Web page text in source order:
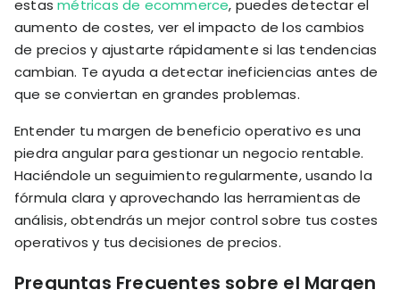
estasmétricas de ecommerce, puedes detectar el
aumento de costes, ver el impacto de los cambios
de precios y ajustarte rápidamente si las tendencias
cambian. Te ayuda a detectar ineficiencias antes de
que se conviertan en grandes problemas.
Entender tu margen de beneficio operativo es una
piedra angular para gestionar un negocio rentable.
Haciéndole un seguimiento regularmente, usando la
fórmula clara y aprovechando las herramientas de
análisis, obtendrás un mejor control sobre tus costes
operativos y tus decisiones de precios.
Preguntas Frecuentes sobre el Margen